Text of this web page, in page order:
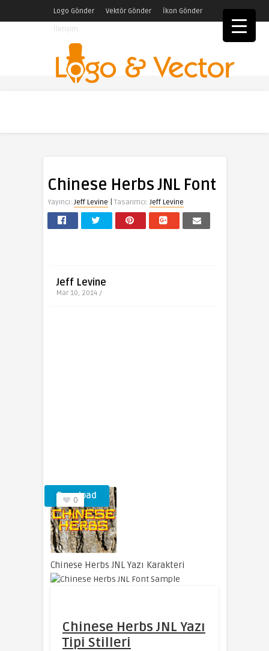
Logo Gönder Vektör Gönder
İkon Gönder
İletişim
Chinese Herbs JNL Font
Yayıncı: Jeff Levine |Tasarımcı: Jeff Levine
Jeff Levine
Mar 10, 2014 /
Download
0
Chinese Herbs JNL Yazı Karakteri
Chinese Herbs JNL Yazı
Tipi Stilleri